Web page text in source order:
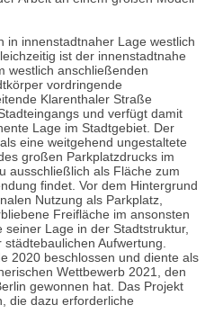
in innenstadtnaher Lage westlich
ist der innenstadtnahe
westlich anschließenden
vordringende
Klarenthaler Straße
und verfügt damit
Lage im Stadtgebiet. Der
eine weitgehend ungestaltete
großen Parkplatzdrucks im
ausschließlich als Fläche zum
findet. Vor dem Hintergrund
Nutzung als Parkplatz,
Freifläche im ansonsten
Lage in der Stadtstruktur,
Aufwertung.
2020 beschlossen und diente als
Wettbewerb 2021, den
gewonnen hat. Das Projekt
die dazu erforderliche